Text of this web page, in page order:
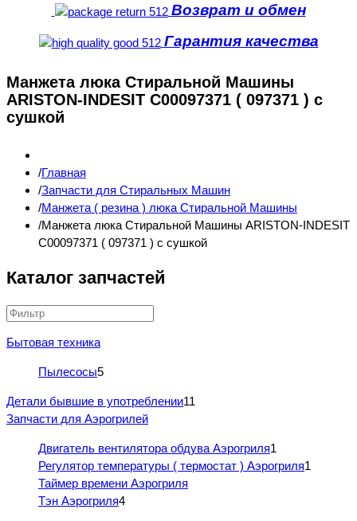
Возврат и обмен
Гарантия качества
Манжета люка Стиральной Машины
ARISTON-INDESIT C00097371 ( 097371 ) с
сушкой
Главная
Запчасти для Стиральных Машин
Манжета ( резина ) люка Стиральной Машины
Манжета люка Стиральной Машины ARISTON-INDESIT
C00097371 ( 097371 ) с сушкой
Каталог запчастей
Бытовая техника
Пылесосы5
Детали бывшие в употреблении11
Запчасти для Аэрогрилей
Двигатель вентилятора обдува Аэрогриля1
Регулятор температуры ( термостат ) Аэрогриля1
Таймер времени Аэрогриля
Тэн Аэрогриля4